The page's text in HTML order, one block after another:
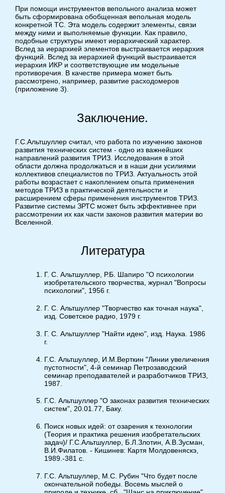
При помощи инструментов вепольного анализа может
быть сформирована обобщенная вепольная модель
конкретной ТС. Эта модель содержит элементы, связи
между ними и выполняемые функции. Как правило,
подобные структуры имеют иерархический характер.
Вслед за иерархией элементов выстраивается иерархия
функций. Вслед за иерархией функций выстраивается
иерархия ИКР и соответствующие им модельные
противоречия. В качестве примера может быть
рассмотрено, например, развитие расходомеров
(приложение 3).
Заключение.
Г.С.Альтшуллер считал, что работа по изучению законов
развития технических систем - одно из важнейших
направлений развития ТРИЗ. Исследования в этой
области должна продолжаться и в наши дни усилиями
коллективов специалистов по ТРИЗ. Актуальность этой
работы возрастает с накоплением опыта применения
методов ТРИЗ в практической деятельности и
расширением сферы применения инструментов ТРИЗ.
Развитие системы ЗРТС может быть эффективнее при
рассмотрении их как части законов развития материи во
Вселенной.
Литература
Г. С. Альтшуллер, Р.Б. Шапиро "О психологии
изобретательского творчества, журнал "Вопросы
психологии", 1956 г.
Г. С. Альтшуллер "Творчество как точная наука",
изд. Советское радио, 1979 г.
Г. С. Альтшуллер "Найти идею", изд. Наука. 1986
г.
Г.С. Альтшуллер, И.М.Верткин "Линии увеличения
пустотности", 4-й семинар Петрозаводский
семинар преподавателей и разработчиков ТРИЗ,
1987.
Г.С. Альтшуллер "О законах развития технических
систем", 20.01.77, Баку.
Поиск новых идей: от озарения к технологии
(Теория и практика решения изобретательских
задач)/ Г.С.Альтшуллер, Б.Л.Злотин, А.В.Зусман,
В.И.Филатов. - Кишинев: Картя Молдовеняскэ,
1989.-381 с.
Г.С. Альтшуллер, М.С. Рубин "Что будет после
окончательной победы. Восемь мыслей о